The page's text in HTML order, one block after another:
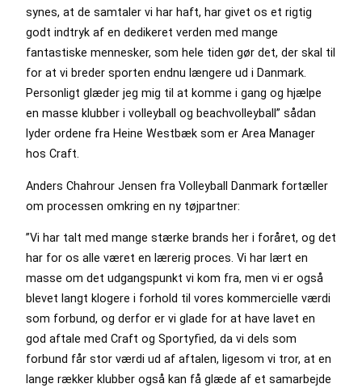
synes, at de samtaler vi har haft, har givet os et rigtig
godt indtryk af en dedikeret verden med mange
fantastiske mennesker, som hele tiden gør det, der skal til
for at vi breder sporten endnu længere ud i Danmark.
Personligt glæder jeg mig til at komme i gang og hjælpe
en masse klubber i volleyball og beachvolleyball” sådan
lyder ordene fra Heine Westbæk som er Area Manager
hos Craft.
Anders Chahrour Jensen fra Volleyball Danmark fortæller
om processen omkring en ny tøjpartner:
”Vi har talt med mange stærke brands her i foråret, og det
har for os alle været en lærerig proces. Vi har lært en
masse om det udgangspunkt vi kom fra, men vi er også
blevet langt klogere i forhold til vores kommercielle værdi
som forbund, og derfor er vi glade for at have lavet en
god aftale med Craft og Sportyfied, da vi dels som
forbund får stor værdi ud af aftalen, ligesom vi tror, at en
lange rækker klubber også kan få glæde af et samarbejde